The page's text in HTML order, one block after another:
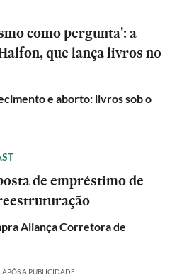
como pergunta': a
que lança livros no
e aborto: livros sob o
de empréstimo de
Aliança Corretora de
A PUBLICIDADE